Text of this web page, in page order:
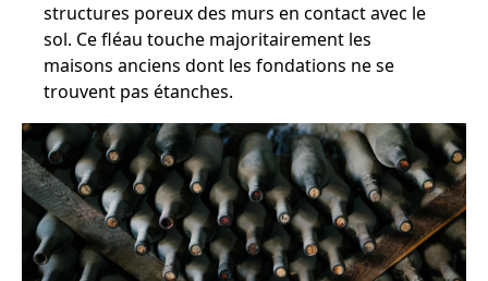
structures poreux des murs en contact avec le
sol. Ce fléau touche majoritairement les
maisons anciens dont les fondations ne se
trouvent pas étanches.